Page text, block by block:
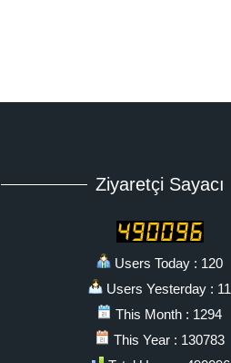
Ziyaretçi Sayacı
Users Today : 120
Users Yesterday : 11
This Month : 1294
This Year : 130783